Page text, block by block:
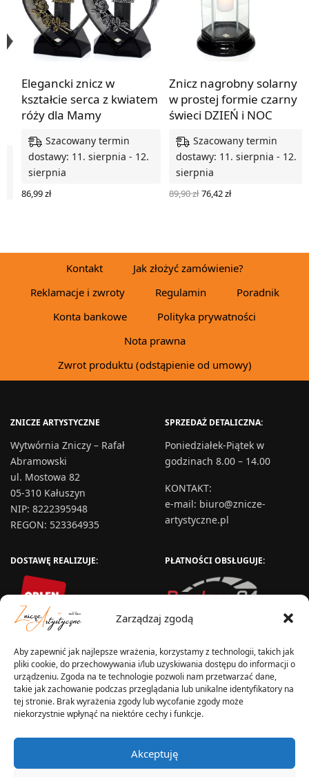
Zarządzaj zgodą
Aby zapewnić jak najlepsze wrażenia, korzystamy z technologii, takich jak
pliki cookie, do przechowywania i/lub uzyskiwania dostępu do informacji o
urządzeniu. Zgoda na te technologie pozwoli nam przetwarzać dane,
takie jak zachowanie podczas przeglądania lub unikalne identyfikatory na
tej stronie. Brak wyrażenia zgody lub wycofanie zgody może
niekorzystnie wpłynąć na niektóre cechy i funkcje.
Akceptuję
Elegancki znicz w
kształcie serca z kwiatem
róży dla Mamy
Szacowany termin
dostawy: 11. sierpnia - 12.
sierpnia
86,99zł
Znicz nagrobny solarny
w prostej formie czarny |
świeci DZIEŃ i NOC
Szacowany termin
dostawy: 11. sierpnia - 12.
sierpnia
89,90zł Pierwotna
cena
76,42złAktualna
Kontakt
Jak złożyć zamówienie?
Reklamacje i zwroty
Regulamin
Poradnik
Konta bankowe
Polityka prywatności
Nota prawna
Zwrot produktu (odstąpienie od umowy)
ZNICZE ARTYSTYCZNE
Wytwórnia Zniczy – Rafał
Abramowski
ul. Mostowa 82
05-310 Kałuszyn
NIP: 8222395948
REGON: 523364935
SPRZEDAŻ DETALICZNA:
Poniedziałek-Piątek w
godzinach 8.00 – 14.00
KONTAKT:
e-mail: biuro@znicze-
artystyczne.pl
DOSTAWĘ REALIZUJE: PŁATNOŚCI OBSŁUGUJE: